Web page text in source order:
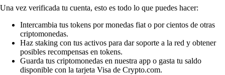
Una vez verificada tu cuenta, esto es todo lo que puedes hacer:
Intercambia tus tokens por monedas fiat o por cientos de otras
criptomonedas.
Haz staking con tus activos para dar soporte a la red y obtener
posibles recompensas en tokens.
Guarda tus criptomonedas en nuestra app o gasta tu saldo
disponible con la tarjeta Visa de Crypto.com.